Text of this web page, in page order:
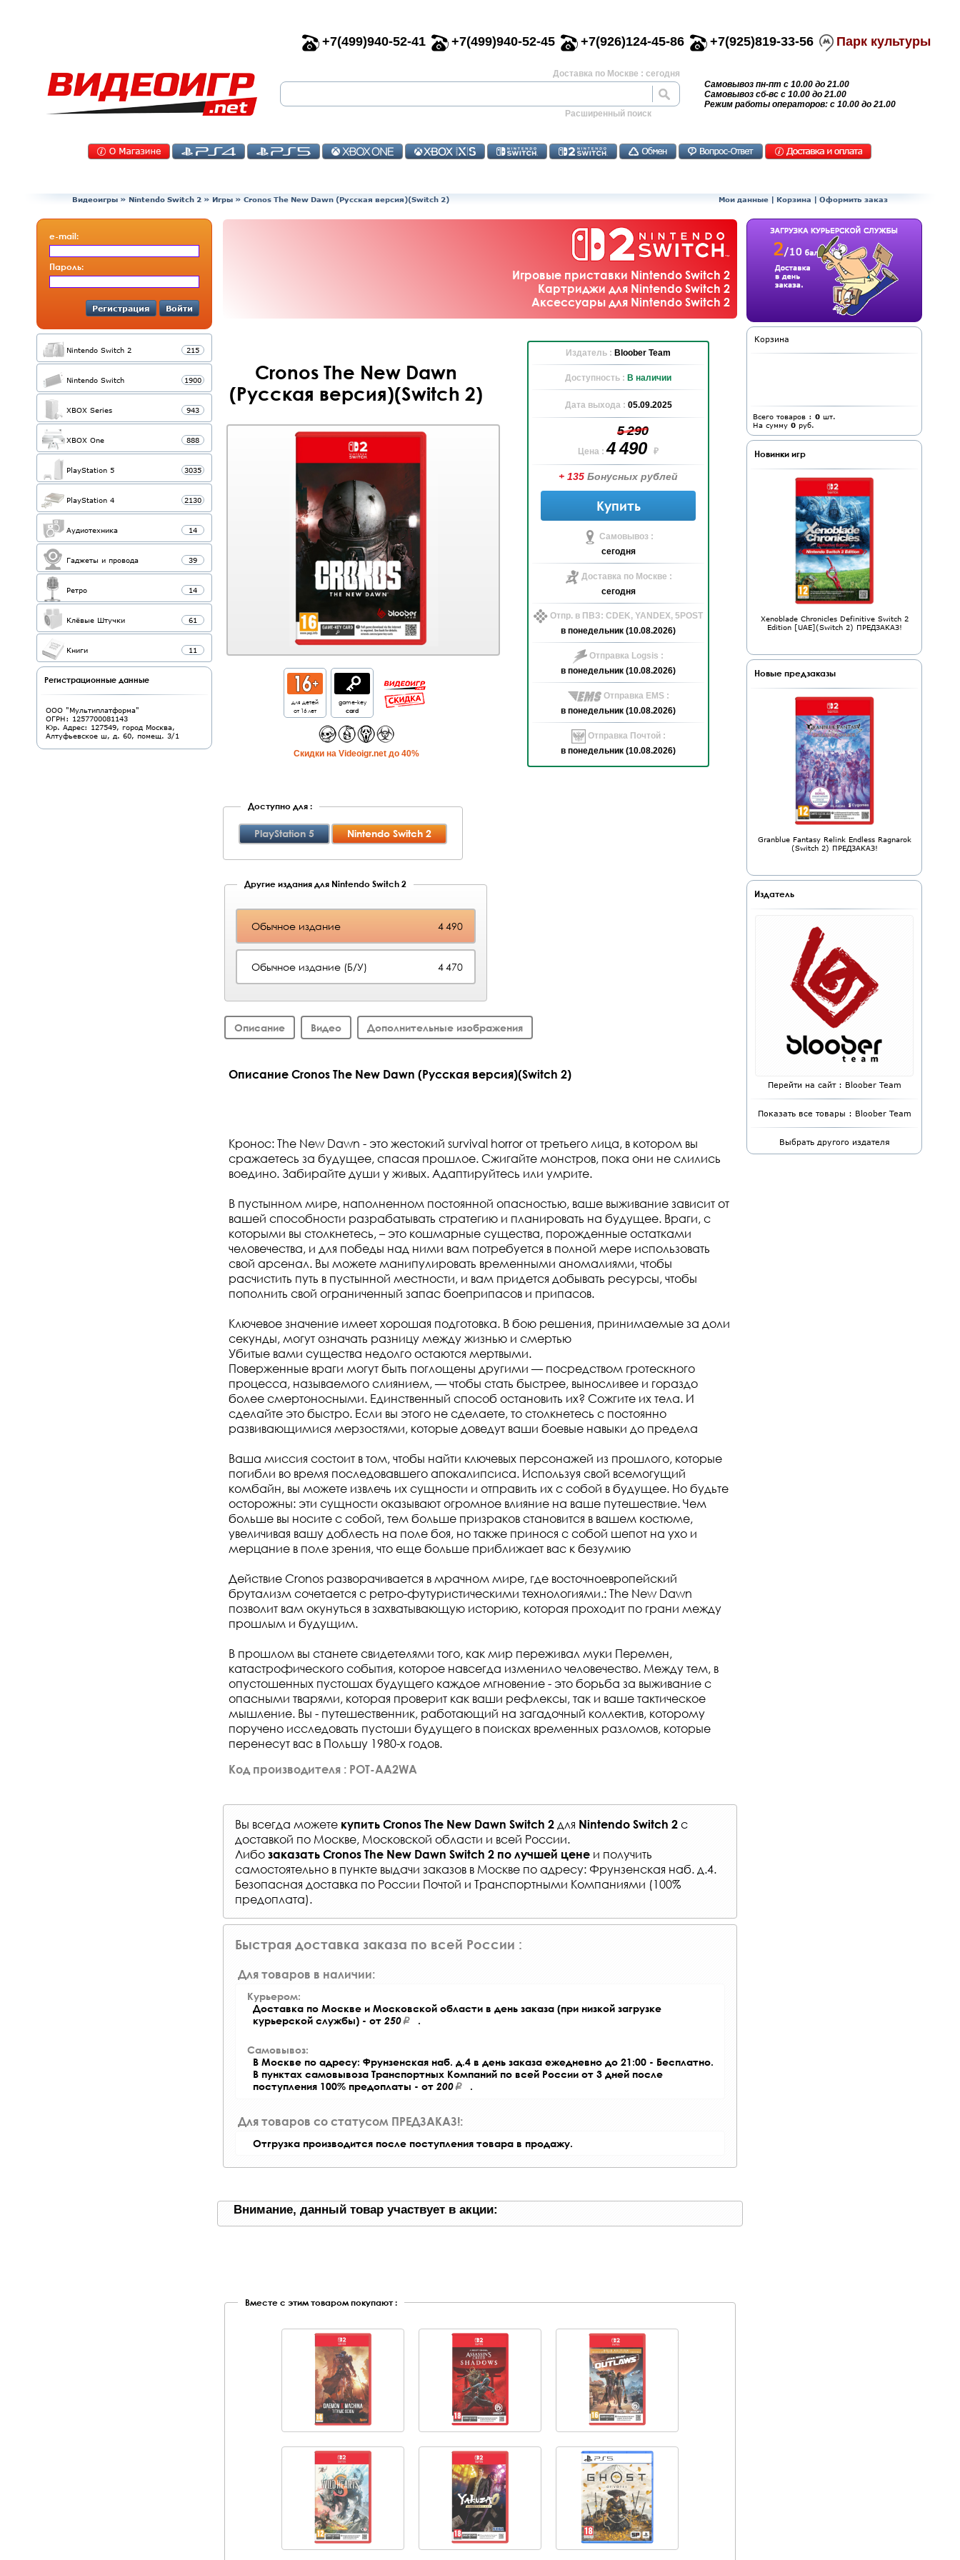
+7(499)940-52-41 +7(499)940-52-45 +7(926)124-45-86 +7(925)819-33-56 Парк культуры
Доставка по Москве : сегодня
Расширенный поиск
Самовывоз пн-пт с 10.00 до 21.00
Самовывоз сб-вс с 10.00 до 21.00
Режим работы операторов: с 10.00 до 21.00
Видеоигры » Nintendo Switch 2 » Игры » Cronos The New Dawn (Русская версия)(Switch 2) Мои данные | Корзина | Оформить заказ
e-mail:
Пароль:
Регистрация Войти
Nintendo Switch 2 215
Nintendo Switch 1900
XBOX Series 943
XBOX One 888
PlayStation 5 3035
PlayStation 4 2130
Аудиотехника 14
Гаджеты и провода 39
Ретро 14
Клёвые Штучки 61
Книги 11
Регистрационные данные
ООО "Мультиплатформа"
ОГРН: 1257700081143
Юр. Адрес: 127549, город Москва,
Алтуфьевское ш, д. 60, помещ. 3/1
Игровые приставки Nintendo Switch 2
Картриджи для Nintendo Switch 2
Аксессуары для Nintendo Switch 2
Cronos The New Dawn
(Русская версия)(Switch 2)
для детей
от 16 лет
game-key
card
Cкидки на Videoigr.net до 40%
Издатель : Bloober Team
Доступность : В наличии
Дата выхода : 05.09.2025
5 290
Цена :4 490 ₽
+ 135 Бонусных рублей
Купить
Самовывоз :
сегодня
Доставка по Москве :
сегодня
Отпр. в ПВЗ: CDEK, YANDEX, 5POST
в понедельник (10.08.2026)
Отправка Logsis :
в понедельник (10.08.2026)
Отправка EMS :
в понедельник (10.08.2026)
Отправка Почтой :
в понедельник (10.08.2026)
Доступно для :
PlayStation 5 Nintendo Switch 2
Другие издания для Nintendo Switch 2
Обычное издание 4 490
Обычное издание (Б/У) 4 470
Описание Видео Дополнительные изображения
Описание Cronos The New Dawn (Русская версия)(Switch 2)
Кронос: The New Dawn - это жестокий survival horror от третьего лица, в котором вы
сражаетесь за будущее, спасая прошлое. Сжигайте монстров, пока они не слились
воедино. Забирайте души у живых. Адаптируйтесь или умрите.
В пустынном мире, наполненном постоянной опасностью, ваше выживание зависит от
вашей способности разрабатывать стратегию и планировать на будущее. Враги, с
которыми вы столкнетесь, – это кошмарные существа, порожденные остатками
человечества, и для победы над ними вам потребуется в полной мере использовать
свой арсенал. Вы можете манипулировать временными аномалиями, чтобы
расчистить путь в пустынной местности, и вам придется добывать ресурсы, чтобы
пополнить свой ограниченный запас боеприпасов и припасов.
Ключевое значение имеет хорошая подготовка. В бою решения, принимаемые за доли
секунды, могут означать разницу между жизнью и смертью
Убитые вами существа недолго остаются мертвыми.
Поверженные враги могут быть поглощены другими — посредством гротескного
процесса, называемого слиянием, — чтобы стать быстрее, выносливее и гораздо
более смертоносными. Единственный способ остановить их? Сожгите их тела. И
сделайте это быстро. Если вы этого не сделаете, то столкнетесь с постоянно
развивающимися мерзостями, которые доведут ваши боевые навыки до предела
Ваша миссия состоит в том, чтобы найти ключевых персонажей из прошлого, которые
погибли во время последовавшего апокалипсиса. Используя свой всемогущий
комбайн, вы можете извлечь их сущности и отправить их с собой в будущее. Но будьте
осторожны: эти сущности оказывают огромное влияние на ваше путешествие. Чем
больше вы носите с собой, тем больше призраков становится в вашем костюме,
увеличивая вашу доблесть на поле боя, но также принося с собой шепот на ухо и
мерцание в поле зрения, что еще больше приближает вас к безумию
Действие Cronos разворачивается в мрачном мире, где восточноевропейский
брутализм сочетается с ретро-футуристическими технологиями.: The New Dawn
позволит вам окунуться в захватывающую историю, которая проходит по грани между
прошлым и будущим.
В прошлом вы станете свидетелями того, как мир переживал муки Перемен,
катастрофического события, которое навсегда изменило человечество. Между тем, в
опустошенных пустошах будущего каждое мгновение - это борьба за выживание с
опасными тварями, которая проверит как ваши рефлексы, так и ваше тактическое
мышление. Вы - путешественник, работающий на загадочный коллектив, которому
поручено исследовать пустоши будущего в поисках временных разломов, которые
перенесут вас в Польшу 1980-х годов.
Код производителя : POT-AA2WA
Вы всегда можете купить Cronos The New Dawn Switch 2 для Nintendo Switch 2 с
доставкой по Москве, Московской области и всей России.
Либо заказать Cronos The New Dawn Switch 2 по лучшей цене и получить
самостоятельно в пункте выдачи заказов в Москве по адресу: Фрунзенская наб. д.4.
Безопасная доставка по России Почтой и Транспортными Компаниями (100%
предоплата).
Быстрая доставка заказа по всей России :
Для товаров в наличии:
Курьером:
Доставка по Москве и Московской области в день заказа (при низкой загрузке
курьерской службы) - от 250 .
Самовывоз:
В Москве по адресу: Фрунзенская наб. д.4 в день заказа ежедневно до 21:00 - Бесплатно.
В пунктах самовывоза Транспортных Компаний по всей России от 3 дней после
поступления 100% предоплаты - от 200 .
Для товаров со статусом ПРЕДЗАКАЗ!:
Отгрузка производится после поступления товара в продажу.
Внимание, данный товар участвует в акции:
Вместе с этим товаром покупают :
Корзина
Всего товаров : 0 шт.
На сумму 0 руб.
Новинки игр
Xenoblade Chronicles Definitive Switch 2
Edition [UAE](Switch 2) ПРЕДЗАКАЗ!
Новые предзаказы
Granblue Fantasy Relink Endless Ragnarok
(Switch 2) ПРЕДЗАКАЗ!
Издатель
Перейти на сайт : Bloober Team
Показать все товары : Bloober Team
Выбрать другого издателя